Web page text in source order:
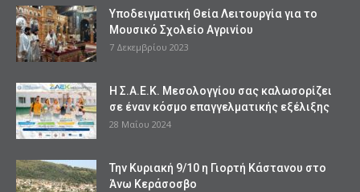
Υποδειγματική Θεία Λειτουργία για το
Μουσικό Σχολείο Αγρινίου
7 Δεκεμβρίου 2023
Η Σ.Α.Ε.Κ. Μεσολογγίου σας καλωσορίζει
σε έναν κόσμο επαγγελματικής εξέλιξης
28 Μαΐου 2024
Την Κυριακή 9/10 η Γιορτή Κάστανου στο
Άνω Κεράσοσβο